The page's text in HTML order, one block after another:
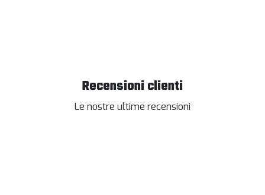
Recensioni clienti
Le nostre ultime recensioni